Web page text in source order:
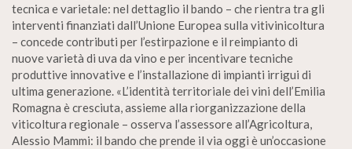
tecnica e varietale: nel dettaglio il bando – che rientra tra gli
interventi finanziati dall’Unione Europea sulla vitivinicoltura
– concede contributi per l’estirpazione e il reimpianto di
nuove varietà di uva da vino e per incentivare tecniche
produttive innovative e l’installazione di impianti irrigui di
ultima generazione. «L’identità territoriale dei vini dell’Emilia
Romagna è cresciuta, assieme alla riorganizzazione della
viticoltura regionale – osserva l’assessore all’Agricoltura,
Alessio Mammi: il bando che prende il via oggi è un’occasione